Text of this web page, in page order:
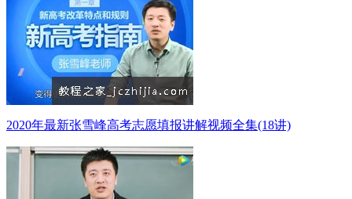
2020年最新张雪峰高考志愿填报讲解视频全集(18讲)